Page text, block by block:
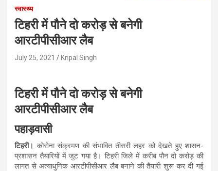
स्वास्थ्य
टिहरी में पौने दो करोड़ से बनेगी
आरटीपीसीआर लैब
July 25, 2021 Kripal Singh
टिहरी में पौने दो करोड़ से बनेगी
आरटीपीसीआर लैब
पहाड़वासी
टिहरी। कोरोना संक्रमण की संभावित तीसरी लहर को देखते हुए शासन-
प्रशासन तैयारियों में जुट गया है। टिहरी जिले में करीब पौन दो करोड़ की
लागत से अत्याधुनिक आरटीपीसीआर लैब बनाने की तैयारी शुरू कर दी गई